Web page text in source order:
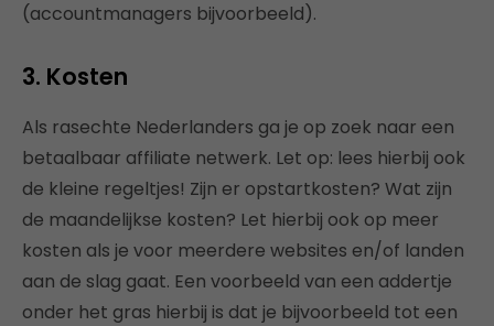
(accountmanagers bijvoorbeeld).
3. Kosten
Als rasechte Nederlanders ga je op zoek naar een
betaalbaar affiliate netwerk. Let op: lees hierbij ook
de kleine regeltjes! Zijn er opstartkosten? Wat zijn
de maandelijkse kosten? Let hierbij ook op meer
kosten als je voor meerdere websites en/of landen
aan de slag gaat. Een voorbeeld van een addertje
onder het gras hierbij is dat je bijvoorbeeld tot een